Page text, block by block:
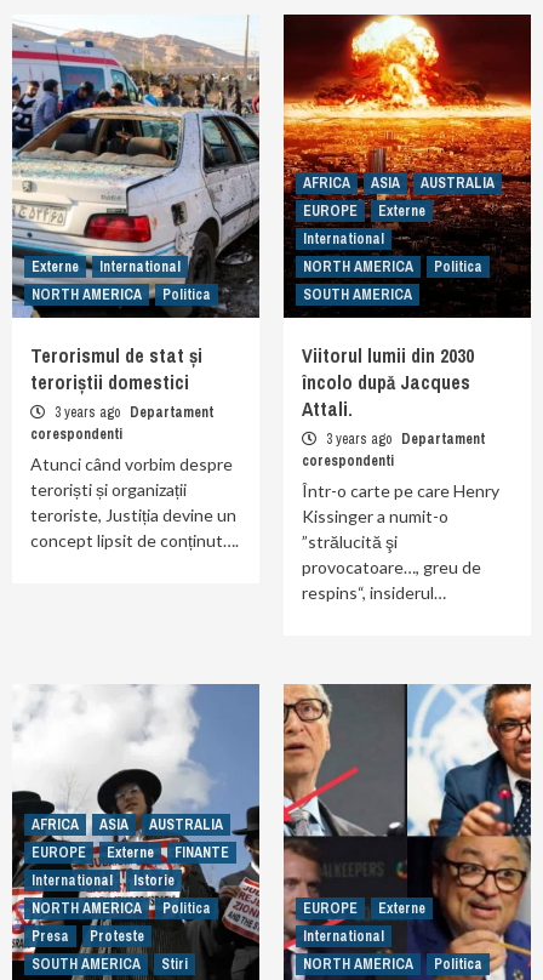
Externe
International
NORTH AMERICA
Politica
Terorismul de stat și
teroriștii domestici
3 years ago Departament
corespondenti
Atunci când vorbim despre
teroriști și organizații
teroriste, Justiția devine un
concept lipsit de conținut….
AFRICA ASIA
AUSTRALIA
EUROPE
Externe
International
NORTH AMERICA
Politica
SOUTH AMERICA
Viitorul lumii din 2030
încolo după Jacques
Attali.
3 years ago Departament
corespondenti
Într-o carte pe care Henry
Kissinger a numit-o
”strălucită şi
provocatoare…, greu de
respins“, insiderul…
AFRICA ASIA
AUSTRALIA
EUROPE
Externe
FINANTE
International
Istorie
NORTH AMERICA
Politica
Presa
Proteste
SOUTH AMERICA
Stiri
EUROPE
Externe
International
NORTH AMERICA
Politica